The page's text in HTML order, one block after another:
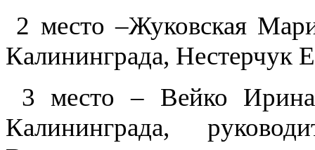
2 место –Жуковская
Калининграда, Нестерчук
3 место – Вейко
Калининграда,